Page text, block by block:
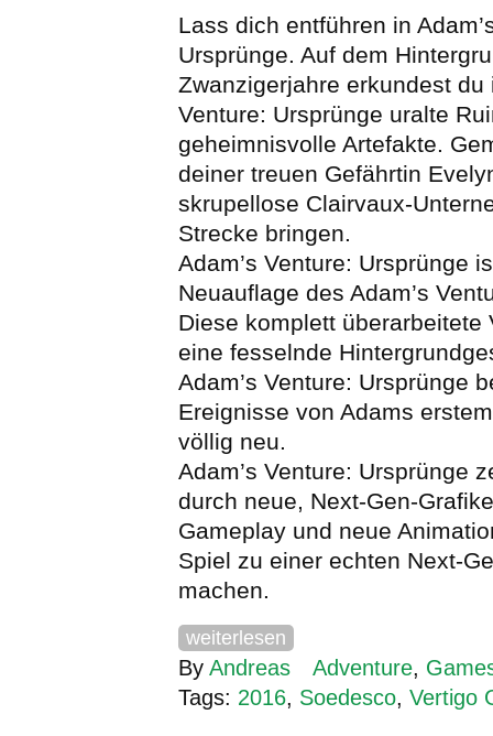
Lass dich entführen in
Ursprünge. Auf dem
Zwanzigerjahre erkundest du
Venture: Ursprünge uralte
geheimnisvolle Artefakte.
deiner treuen Gefährtin
skrupellose Clairvaux-
Strecke bringen.
Adam’s Venture: Ursprünge
Neuauflage des Adam’s
Diese komplett überarbeitete
eine fesselnde
Adam’s Venture: Ursprünge
Ereignisse von Adams
völlig neu.
Adam’s Venture: Ursprünge
durch neue, Next-Gen-
Gameplay und neue
Spiel zu einer echten Next-
machen.
weiterlesen
By Andreas Adventure,
Tags: 2016, Soedesco, Vertigo